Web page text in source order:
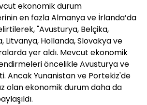
ekonomik durum
en fazla Almanya ve İrlanda’da
"Avusturya, Belçika,
Litvanya, Hollanda, Slovakya ve
yer aldı. Mevcut ekonomik
öncelikle Avusturya ve
Ancak Yunanistan ve Portekiz'de
olan ekonomik durum daha da